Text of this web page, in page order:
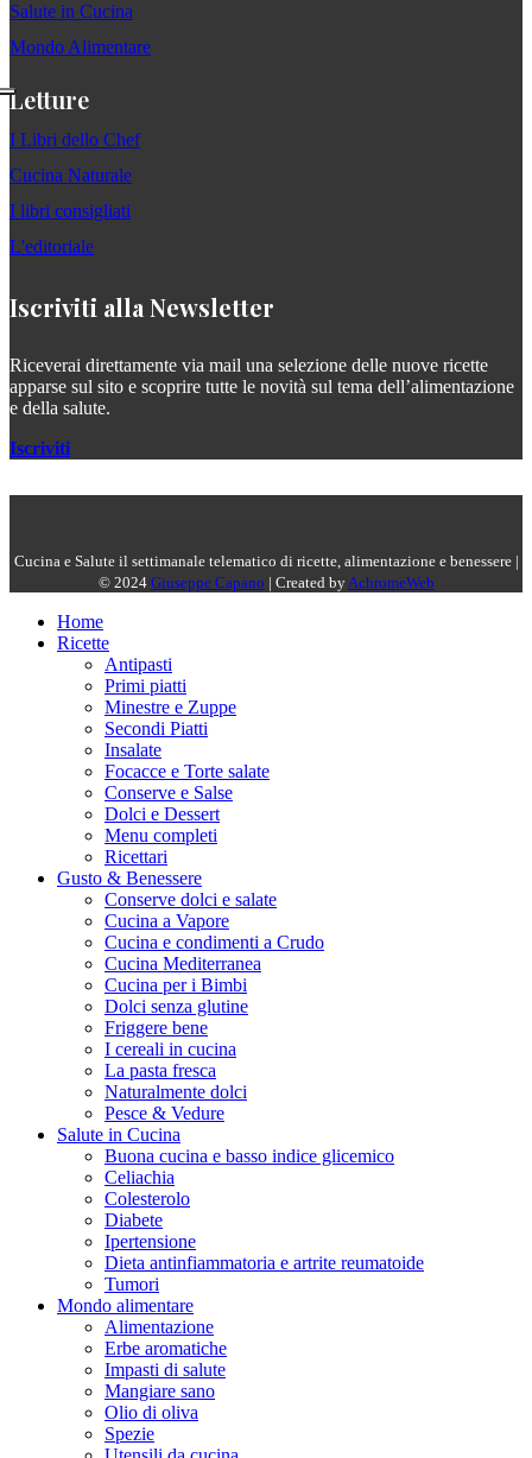
Salute in Cucina
Mondo Alimentare
Letture
I Libri dello Chef
Cucina Naturale
I libri consigliati
L'editoriale
Iscriviti alla Newsletter
Riceverai direttamente via mail una selezione delle nuove ricette
apparse sul sito e scoprire tutte le novità sul tema dell’alimentazione
e della salute.
Iscriviti
Cucina e Salute il settimanale telematico di ricette, alimentazione e benessere |
© 2024 Giuseppe Capano | Created by AchromeWeb
Home
Ricette
Antipasti
Primi piatti
Minestre e Zuppe
Secondi Piatti
Insalate
Focacce e Torte salate
Conserve e Salse
Dolci e Dessert
Menu completi
Ricettari
Gusto & Benessere
Conserve dolci e salate
Cucina a Vapore
Cucina e condimenti a Crudo
Cucina Mediterranea
Cucina per i Bimbi
Dolci senza glutine
Friggere bene
I cereali in cucina
La pasta fresca
Naturalmente dolci
Pesce & Vedure
Salute in Cucina
Buona cucina e basso indice glicemico
Celiachia
Colesterolo
Diabete
Ipertensione
Dieta antinfiammatoria e artrite reumatoide
Tumori
Mondo alimentare
Alimentazione
Erbe aromatiche
Impasti di salute
Mangiare sano
Olio di oliva
Spezie